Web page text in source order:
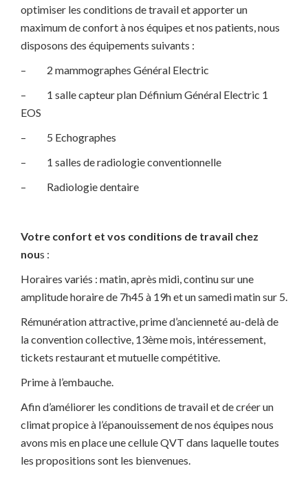
optimiser les conditions de travail et apporter un
maximum de confort à nos équipes et nos patients, nous
disposons des équipements suivants :
– 2 mammographes Général Electric
– 1 salle capteur plan Définium Général Electric 1
EOS
– 5 Echographes
– 1 salles de radiologie conventionnelle
– Radiologie dentaire
Votre confort et vos conditions de travail chez
nous :
Horaires variés : matin, après midi, continu sur une
amplitude horaire de 7h45 à 19h et un samedi matin sur 5.
Rémunération attractive, prime d’ancienneté au-delà de
la convention collective, 13ème mois, intéressement,
tickets restaurant et mutuelle compétitive.
Prime à l’embauche.
Afin d’améliorer les conditions de travail et de créer un
climat propice à l’épanouissement de nos équipes nous
avons mis en place une cellule QVT dans laquelle toutes
les propositions sont les bienvenues.